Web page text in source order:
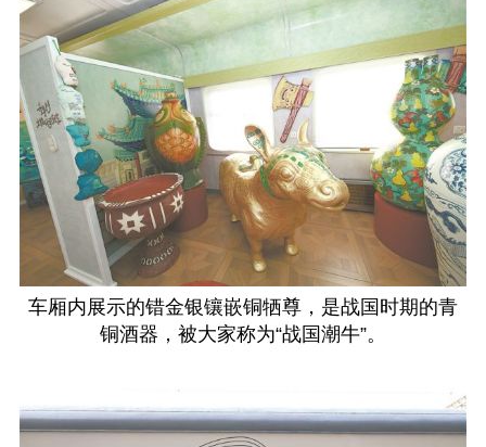
车厢内展示的错金银镶嵌铜牺尊，是战国时期的青
铜酒器，被大家称为“战国潮牛”。